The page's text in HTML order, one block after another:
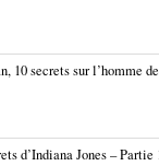
10 secrets sur l’homme
d’Indiana Jones – Partie